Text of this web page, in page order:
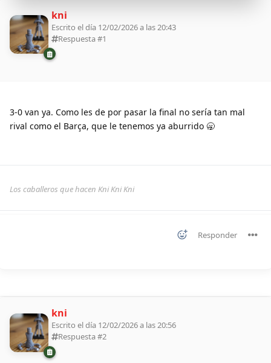
kni
Escrito el día 12/02/2026 a las 20:43
Respuesta #1
3-0 van ya. Como les de por pasar la final no sería tan mal
rival como el Barça, que le tenemos ya aburrido 🥱
Los caballeros que hacen Kni Kni Kni
Responder
kni
Escrito el día 12/02/2026 a las 20:56
Respuesta #2